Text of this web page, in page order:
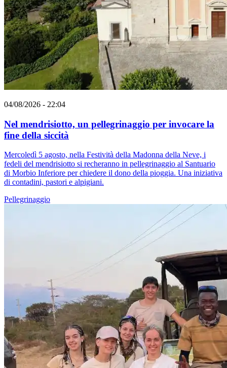
04/08/2026 - 22:04
Nel mendrisiotto, un pellegrinaggio per invocare la
fine della siccità
Mercoledì 5 agosto, nella Festività della Madonna della Neve, i
fedeli del mendrisiotto si recheranno in pellegrinaggio al Santuario
di Morbio Inferiore per chiedere il dono della pioggia. Una iniziativa
di contadini, pastori e alpigiani.
Pellegrinaggio